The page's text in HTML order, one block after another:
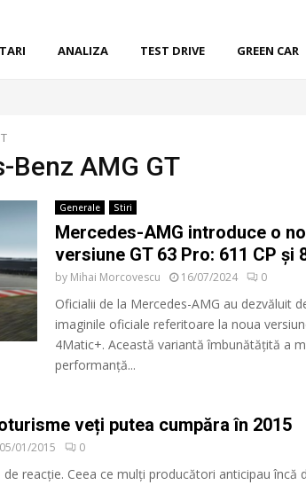
ANALIZA TEST DRIVE GREEN CAR
Benz AMG GT
Generale Stiri
Mercedes-AMG introduce o
versiune GT 63 Pro: 611 CP și
by Mihai Morcovescu 16/07/2024 0
Oficialii de la Mercedes-AMG au dezvăluit
imaginile oficiale referitoare la noua
4Matic+. Această variantă îmbunătățită a
performanță...
veți putea cumpăra în 2015
05/01/2015 0
reacție. Ceea ce mulți producători anticipau încă